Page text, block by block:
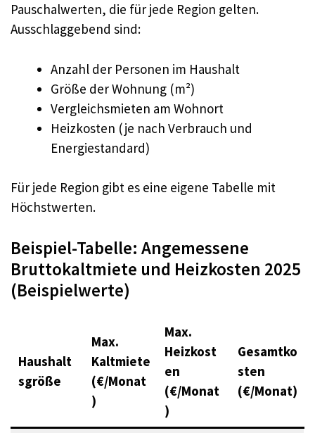
Pauschalwerten, die für jede Region gelten.
Ausschlaggebend sind:
Anzahl der Personen im Haushalt
Größe der Wohnung (m²)
Vergleichsmieten am Wohnort
Heizkosten (je nach Verbrauch und
Energiestandard)
Für jede Region gibt es eine eigene Tabelle mit
Höchstwerten.
Beispiel-Tabelle: Angemessene
Bruttokaltmiete und Heizkosten 2025
(Beispielwerte)
Haushalt
sgröße
Max.
Kaltmiete
(€/Monat
)
Max.
Heizkost
en
(€/Monat
)
Gesamtko
sten
(€/Monat)